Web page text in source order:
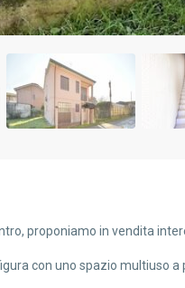
proponiamo in vendita
con uno spazio multiuso